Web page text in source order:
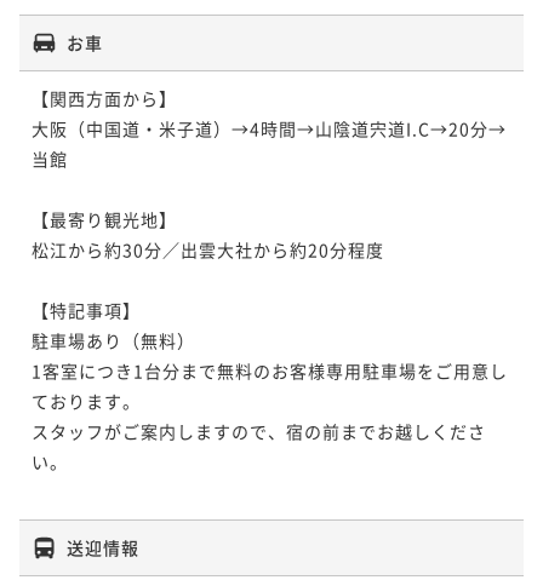
お車
【関西方面から】
大阪（中国道・米子道）→4時間→山陰道宍道I.C→20分→
当館
【最寄り観光地】
松江から約30分／出雲大社から約20分程度
【特記事項】
駐車場あり（無料）
1客室につき1台分まで無料のお客様専用駐車場をご用意し
ております。
スタッフがご案内しますので、宿の前までお越しくださ
い。
送迎情報